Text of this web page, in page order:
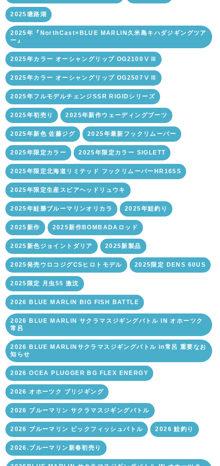
2025塘路湖
2025年『NorthCast×BLUE MARLIN久米島キハダジギングツア
ー』
2025年カラー オーシャングリップ OG2100ⅤⅢ
2025年カラー オーシャングリップ OG2507ⅤⅢ
2025年フルモデルチェンジSSR RIGIDシリーズ
2025年初売り 2025年新作ウェーディングブーツ
2025年新色 佐藤ジグ 2025年最新フックリムーバー
2025年限定カラー 2025年限定カラー SIGLETT
2025年限定北海道リミテッド フックリムーバーHR165S
2025年限定生産スピアヘッドリュウキ
2025年鮭勝ブルーマリンオリカラ 2025年鮭釣り
2025新作 2025新作BOMBADAロッド
2025新色ジョイントダリア 2025新製品
2025発売ウロコジグCSヒロトモデル 2025限定 DENS 60US
2025限定 月虫55 激沈
2026 BLUE MARLIN BIG FISH BATTLE
2026 BLUE MARLIN サクラマスジギングバトル IN オホーツク
常呂
2026 BLUE MARLINサクラマスジギングバトル in常呂 重要なお
知らせ
2026 OCEA PLUGGER BG FLEX ENERGY
2026 オホーツク ブリジギング
2026 ブルーマリン サクラマスジギングバトル
2026 ブルーマリン ビックフィッシュバトル 2026 鮭釣り
2026.ブルーマリン新春初売り